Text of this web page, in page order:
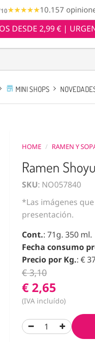
★★★★★
★★★★★10.157
DESDE 2,99 € |
MINI SHOPS
HOME / RAMEN Y
Ramen
SKU: NO057840
*Las imágenes
presentación.
Cont.: 71g. 350 ml.
Fecha consumo
Precio por Kg.: €
€ 3,10
€ 2,65
(IVA incluído)